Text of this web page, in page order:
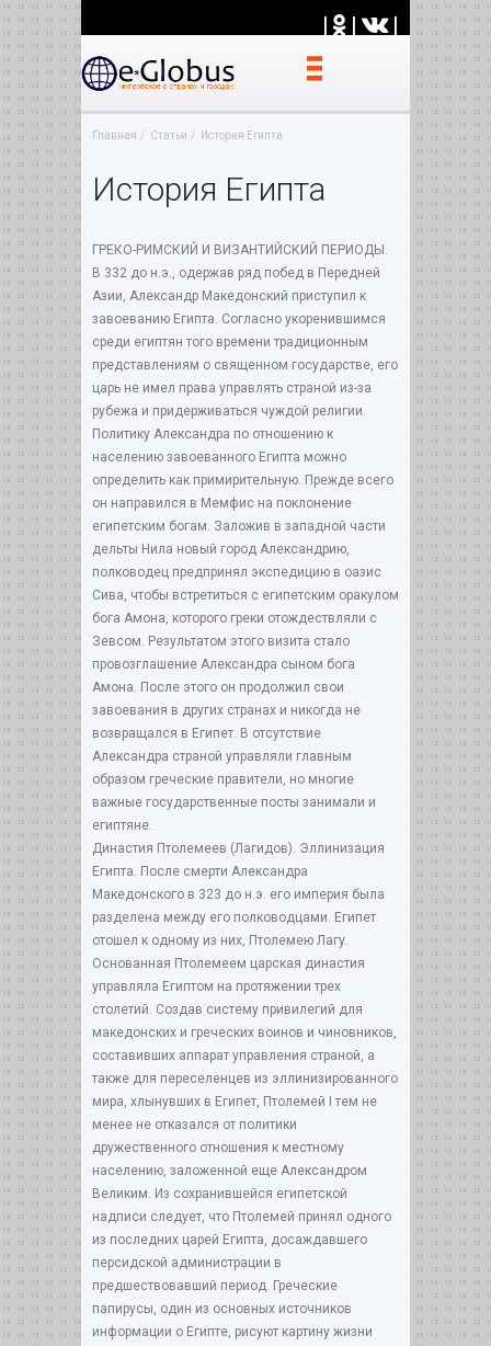
| | |
Главная Статьи История Египта
История Египта
ГРЕКО-РИМСКИЙ И ВИЗАНТИЙСКИЙ ПЕРИОДЫ.
В 332 до н.э., одержав ряд побед в Передней
Азии, Александр Македонский приступил к
завоеванию Египта. Согласно укоренившимся
среди египтян того времени традиционным
представлениям о священном государстве, его
царь не имел права управлять страной из-за
рубежа и придерживаться чуждой религии.
Политику Александра по отношению к
населению завоеванного Египта можно
определить как примирительную. Прежде всего
он направился в Мемфис на поклонение
египетским богам. Заложив в западной части
дельты Нила новый город Александрию,
полководец предпринял экспедицию в оазис
Сива, чтобы встретиться с египетским оракулом
бога Амона, которого греки отождествляли с
Зевсом. Результатом этого визита стало
провозглашение Александра сыном бога
Амона. После этого он продолжил свои
завоевания в других странах и никогда не
возвращался в Египет. В отсутствие
Александра страной управляли главным
образом греческие правители, но многие
важные государственные посты занимали и
египтяне.
Династия Птолемеев (Лагидов). Эллинизация
Египта. После смерти Александра
Македонского в 323 до н.э. его империя была
разделена между его полководцами. Египет
отошел к одному из них, Птолемею Лагу.
Основанная Птолемеем царская династия
управляла Египтом на протяжении трех
столетий. Создав систему привилегий для
македонских и греческих воинов и чиновников,
составивших аппарат управления страной, а
также для переселенцев из эллинизированного
мира, хлынувших в Египет, Птолемей I тем не
менее не отказался от политики
дружественного отношения к местному
населению, заложенной еще Александром
Великим. Из сохранившейся египетской
надписи следует, что Птолемей принял одного
из последних царей Египта, досаждавшего
персидской администрации в
предшествовавший период. Греческие
папирусы, один из основных источников
информации о Египте, рисуют картину жизни